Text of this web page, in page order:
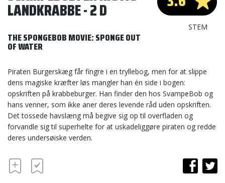
©
Scope
STEM
LANDKRABBE - 2 D
THE SPONGEBOB MOVIE: SPONGE OUT
OF WATER
Piraten Burgerskæg får fingre i en tryllebog, men for at slippe
dens magiske kræfter løs mangler han én side i bogen:
opskriften på krabbeburger. Han finder den hos SvampeBob og
hans venner, som ikke aner deres levende råd uden opskriften.
Det tossede havslæng må begive sig op til overfladen og
forvandle sig til superhelte for at uskadeliggøre piraten og redde
deres undersøiske verden.